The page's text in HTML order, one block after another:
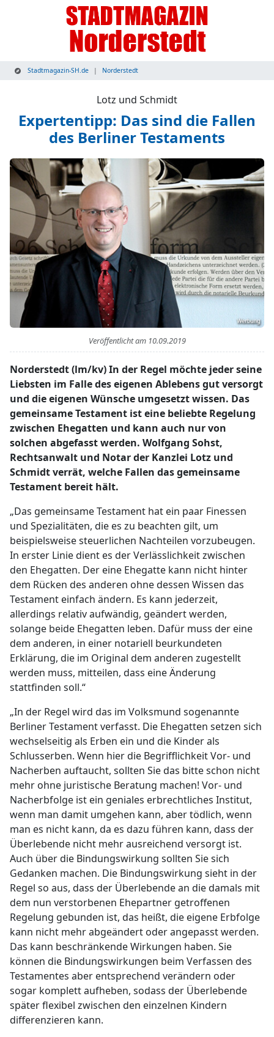
Stadtmagazin-SH.de Norderstedt
Lotz und Schmidt
Expertentipp: Das sind die Fallen
des Berliner Testaments
Veröffentlicht am 10.09.2019
Norderstedt (lm/kv) In der Regel möchte jeder seine
Liebsten im Falle des eigenen Ablebens gut versorgt
und die eigenen Wünsche umgesetzt wissen. Das
gemeinsame Testament ist eine beliebte Regelung
zwischen Ehegatten und kann auch nur von
solchen abgefasst werden. Wolfgang Sohst,
Rechtsanwalt und Notar der Kanzlei Lotz und
Schmidt verrät, welche Fallen das gemeinsame
Testament bereit hält.
„Das gemeinsame Testament hat ein paar Finessen
und Spezialitäten, die es zu beachten gilt, um
beispielsweise steuerlichen Nachteilen vorzubeugen.
In erster Linie dient es der Verlässlichkeit zwischen
den Ehegatten. Der eine Ehegatte kann nicht hinter
dem Rücken des anderen ohne dessen Wissen das
Testament einfach ändern. Es kann jederzeit,
allerdings relativ aufwändig, geändert werden,
solange beide Ehegatten leben. Dafür muss der eine
dem anderen, in einer notariell beurkundeten
Erklärung, die im Original dem anderen zugestellt
werden muss, mitteilen, dass eine Änderung
stattfinden soll.“
„In der Regel wird das im Volksmund sogenannte
Berliner Testament verfasst. Die Ehegatten setzen sich
wechselseitig als Erben ein und die Kinder als
Schlusserben. Wenn hier die Begrifflichkeit Vor- und
Nacherben auftaucht, sollten Sie das bitte schon nicht
mehr ohne juristische Beratung machen! Vor- und
Nacherbfolge ist ein geniales erbrechtliches Institut,
wenn man damit umgehen kann, aber tödlich, wenn
man es nicht kann, da es dazu führen kann, dass der
Überlebende nicht mehr ausreichend versorgt ist.
Auch über die Bindungswirkung sollten Sie sich
Gedanken machen. Die Bindungswirkung sieht in der
Regel so aus, dass der Überlebende an die damals mit
dem nun verstorbenen Ehepartner getroffenen
Regelung gebunden ist, das heißt, die eigene Erbfolge
kann nicht mehr abgeändert oder angepasst werden.
Das kann beschränkende Wirkungen haben. Sie
können die Bindungswirkungen beim Verfassen des
Testamentes aber entsprechend verändern oder
sogar komplett aufheben, sodass der Überlebende
später flexibel zwischen den einzelnen Kindern
differenzieren kann.